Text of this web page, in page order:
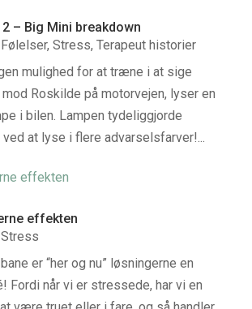
– Big Mini breakdown
Følelser, Stress, Terapeut historier
mulighed for at træne i at sige
mod Roskilde på motorvejen, lyser en
i bilen. Lampen tydeliggjorde
at lyse i flere advarselsfarver!...
effekten
Stress
er “her og nu” løsningerne en
Fordi når vi er stressede, har vi en